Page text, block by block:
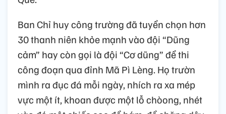
Ban Chỉ huy công trường đã tuyển chọn hơn
30 thanh niên khỏe mạnh vào đội “Dũng
cảm” hay còn gọi là đội “Cơ dũng” để thi
công đoạn qua đỉnh Mã Pì Lèng. Họ trườn
mình ra đục đá mỗi ngày, nhích ra xa mép
vực một ít, khoan được một lỗ chòong, nhét